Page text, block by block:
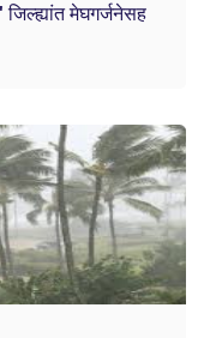
जिल्ह्यांत मेघगर्जनेसह